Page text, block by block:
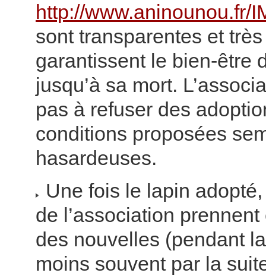
http://www.aninounou.fr/
sont transparentes et
garantissent le bien-être
jusqu’à sa mort.
pas à refuser des
conditions proposées
hasardeuses.
Une fois le lapin
de l’association
des nouvelles (pendant
moins souvent par la